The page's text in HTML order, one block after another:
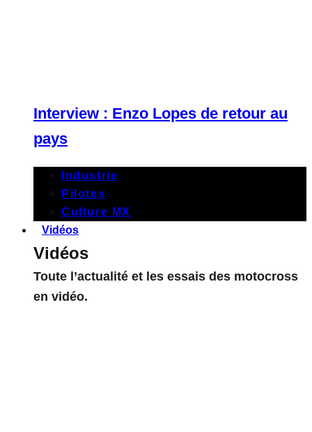
Interview : Enzo Lopes de retour au
pays
Industrie
Pilotes
Culture MX
Vidéos
Vidéos
Toute l’actualité et les essais des motocross
en vidéo.